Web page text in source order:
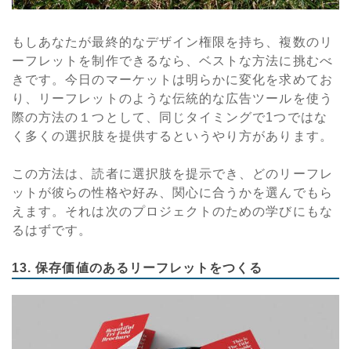
もしあなたが最終的なデザイン権限を持ち、複数のリ
ーフレットを制作できるなら、ベストな方法に挑むべ
きです。今日のマーケットは明らかに変化を求めてお
り、リーフレットのような伝統的な広告ツールを使う
際の方法の１つとして、同じタイミングで1つではな
く多くの選択肢を提供するというやり方があります。
この方法は、読者に選択肢を提示でき、どのリーフレ
ットが彼らの性格や好み、関心に合うかを選んでもら
えます。それは次のプロジェクトのための学びにもな
るはずです。
13. 保存価値のあるリーフレットをつくる